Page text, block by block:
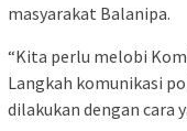
masyarakat Balanipa.
“Kita perlu melobi
Langkah komunikasi
dilakukan dengan cara